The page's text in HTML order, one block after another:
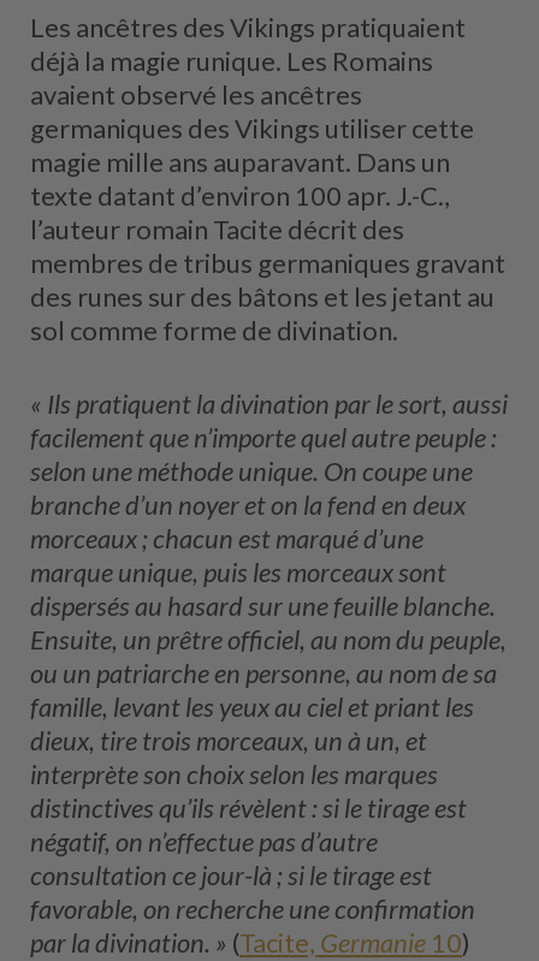
Les ancêtres des Vikings pratiquaient
déjà la magie runique. Les Romains
avaient observé les ancêtres
germaniques des Vikings utiliser cette
magie mille ans auparavant. Dans un
texte datant d’environ 100 apr. J.-C.,
l’auteur romain Tacite décrit des
membres de tribus germaniques gravant
des runes sur des bâtons et les jetant au
sol comme forme de divination.
« Ils pratiquent la divination par le sort, aussi
facilement que n’importe quel autre peuple :
selon une méthode unique. On coupe une
branche d’un noyer et on la fend en deux
morceaux ; chacun est marqué d’une
marque unique, puis les morceaux sont
dispersés au hasard sur une feuille blanche.
Ensuite, un prêtre officiel, au nom du peuple,
ou un patriarche en personne, au nom de sa
famille, levant les yeux au ciel et priant les
dieux, tire trois morceaux, un à un, et
interprète son choix selon les marques
distinctives qu’ils révèlent : si le tirage est
négatif, on n’effectue pas d’autre
consultation ce jour-là ; si le tirage est
favorable, on recherche une confirmation
par la divination. » (Tacite, Germanie 10)